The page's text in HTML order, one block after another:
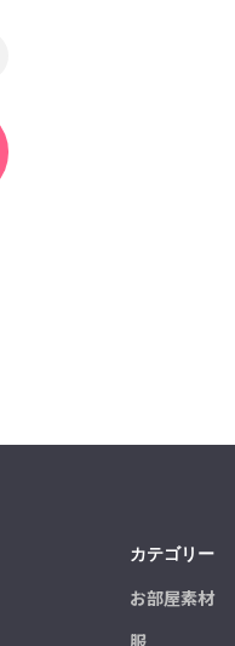
カテゴリー
お部屋素材
服